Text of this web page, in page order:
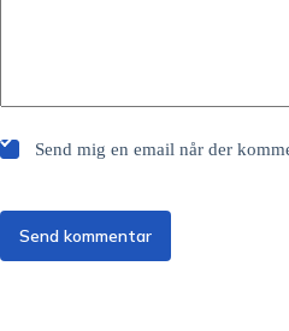
Send mig en email når der
Send kommentar